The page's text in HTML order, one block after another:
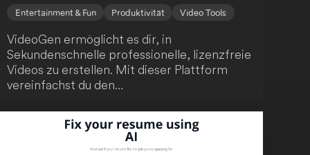
Entertainment & Fun Produktivität Video Tools
VideoGen ermöglicht es dir, in
Sekundenschnelle professionelle, lizenzfreie
Videos zu erstellen. Mit dieser Plattform
vereinfachst du den
zeitaufwendig und kostspielig ist. Mit nur
wenigen Klicks kannst du beeindruckende
Videos kreieren.